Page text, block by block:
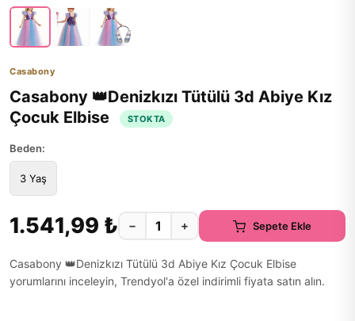
Casabony
Casabony 👑Denizkızı Tütülü 3d Abiye Kız
Çocuk Elbise
STOKTA
Beden:
3 Yaş
1.541,99 ₺ − + Sepete Ekle
Casabony 👑Denizkızı Tütülü 3d Abiye Kız Çocuk Elbise
yorumlarını inceleyin, Trendyol'a özel indirimli fiyata satın alın.